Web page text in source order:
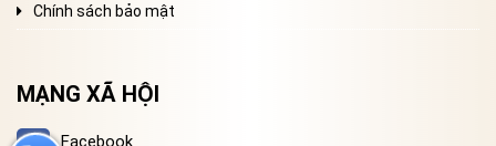
Chính sách bảo mật
MẠNG XÃ HỘI
Facebook